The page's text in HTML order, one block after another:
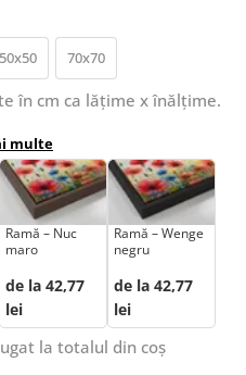
50x50 70x70
în cm ca lățime x înălțime.
multe
Ramă – Nuc
maro
de la 42,77
lei
Ramă – Wenge
negru
de la 42,77
lei
la totalul din coș